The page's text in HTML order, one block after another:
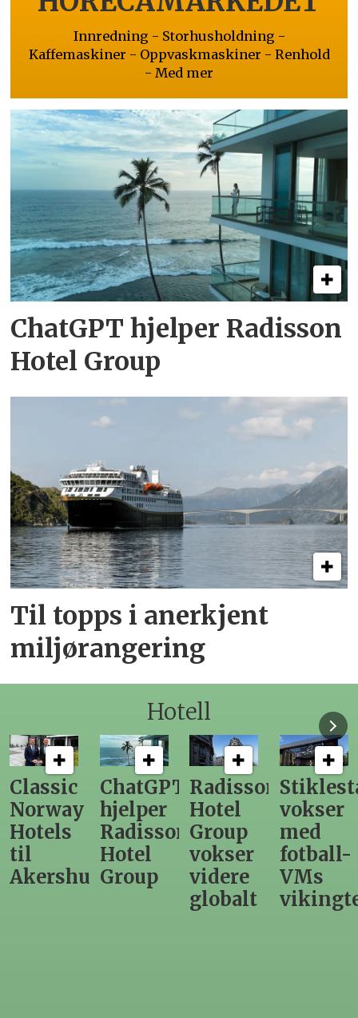
Innredning - Storhusholdning -
Kaffemaskiner - Oppvaskmaskiner - Renhold
- Med mer
ChatGPT hjelper Radisson
Hotel Group
Til topps i anerkjent
miljørangering
Hotell
ChatGPT
hjelper
Radisson
Hotel
Group
Radisson
Hotel
Group
vokser
videre
Stiklestad
vokser
med
fotball-
VMs
vikingtematikk
Fra
direktør
til
nytt